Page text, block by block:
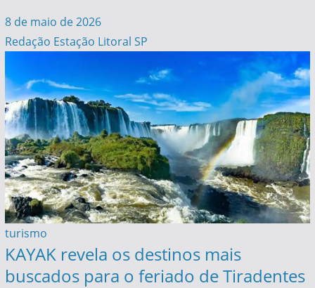
8 de maio de 2026
Redação Estação Litoral SP
turismo
KAYAK revela os destinos mais
buscados para o feriado de Tiradentes